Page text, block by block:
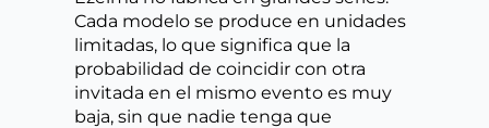
Cada modelo se produce en unidades
limitadas, lo que significa que la
probabilidad de coincidir con otra
invitada en el mismo evento es muy
baja, sin que nadie tenga que